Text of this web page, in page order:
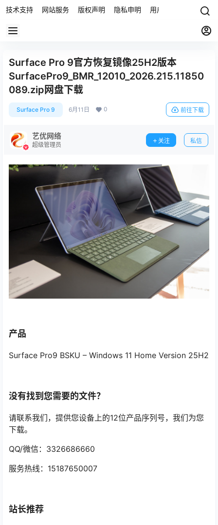
技术支持 网站服务 版权声明 隐私申明 用户协议 联系我们
Surface Pro 9官方恢复镜像25H2版本
SurfacePro9_BMR_12010_2026.215.11850
089.zip网盘下载
Surface Pro 9 6月11日 0 前往下载
艺优网络
超级管理员
关注 私信
产品
Surface Pro9 BSKU – Windows 11 Home Version 25H2
没有找到您需要的文件？
请联系我们，提供您设备上的12位产品序列号，我们为您
下载。
QQ/微信：3326686660
服务热线：15187650007
站长推荐